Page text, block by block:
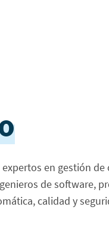
en gestión de
de software,
calidad y